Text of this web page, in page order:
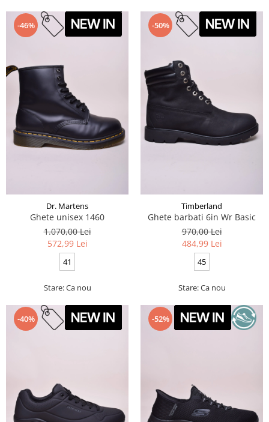
-46%
Dr. Martens
Ghete unisex 1460
1.070,00 Lei
572,99 Lei
41
Stare: Ca nou
-50%
Timberland
Ghete barbati 6in Wr Basic
970,00 Lei
484,99 Lei
45
Stare: Ca nou
-40% -52%